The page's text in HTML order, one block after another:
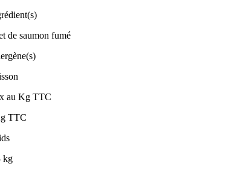
de saumon fumé
au Kg TTC
TTC
kg